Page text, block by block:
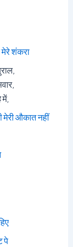
मेरे शंकरा
में,
मेरी औकात नहीं
पे